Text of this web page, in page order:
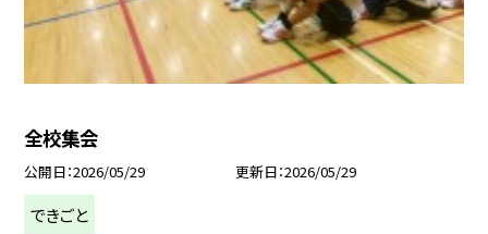
全校集会
公開日 2026/05/29 更新日 2026/05/29
できごと